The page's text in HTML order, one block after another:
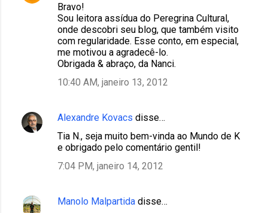
Bravo!
Sou leitora assídua do Peregrina Cultural,
onde descobri seu blog, que também visito
com regularidade. Esse conto, em especial,
me motivou a agradecê-lo.
Obrigada & abraço, da Nanci.
10:40 AM, janeiro 13, 2012
Alexandre Kovacs disse…
Tia N., seja muito bem-vinda ao Mundo de K
e obrigado pelo comentário gentil!
7:04 PM, janeiro 14, 2012
Manolo Malpartida disse…